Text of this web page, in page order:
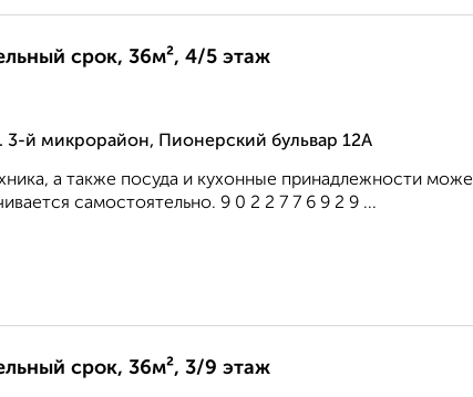
срок, 36м², 4/5 этаж
й микрорайон, Пионерский бульвар 12А
а также посуда и кухонные принадлежности
самостоятельно. 9 0 2 2 7 7 6 9 2 9 ...
срок, 36м², 3/9 этаж